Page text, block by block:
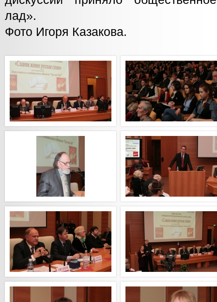
лад».
Фото Игоря Казакова.